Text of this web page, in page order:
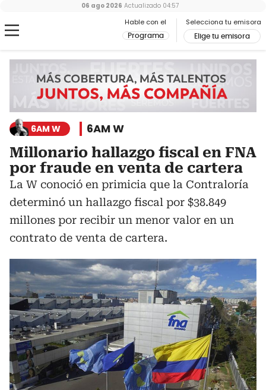
Hable con el
Programa
Selecciona tu emisora
Elige tu emisora
06 ago 2026 Actualizado 04:57
6AM W 6AM W
Millonario hallazgo fiscal en FNA
por fraude en venta de cartera
La W conoció en primicia que la Contraloría
determinó un hallazgo fiscal por $38.849
millones por recibir un menor valor en un
contrato de venta de cartera.